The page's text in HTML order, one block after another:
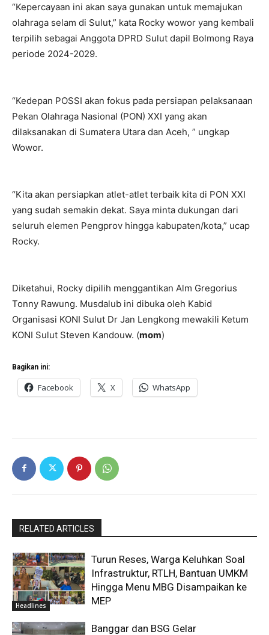
“Kepercayaan ini akan saya gunakan untuk memajukan
olahraga selam di Sulut,” kata Rocky wowor yang kembali
terpilih sebagai Anggota DPRD Sulut dapil Bolmong Raya
periode 2024-2029.
“Kedepan POSSI akan fokus pada persiapan pelaksanaan
Pekan Olahraga Nasional (PON) XXI yang akan
dilaksanakan di Sumatera Utara dan Aceh, ” ungkap
Wowor.
“Kita akan persiapkan atlet-atlet terbaik kita di PON XXI
yang sudah semakin dekat. Saya minta dukungan dari
seluruh elemen Pengprov hingga kabupaten/kota,” ucap
Rocky.
Diketahui, Rocky dipilih menggantikan Alm Gregorius
Tonny Rawung. Musdalub ini dibuka oleh Kabid
Organisasi KONI Sulut Dr Jan Lengkong mewakili Ketum
KONI Sulut Steven Kandouw. (mom)
Bagikan ini:
Facebook X WhatsApp
RELATED ARTICLES
Headlines
Turun Reses, Warga Keluhkan Soal
Infrastruktur, RTLH, Bantuan UMKM
Hingga Menu MBG Disampaikan ke
MEP
Banggar dan BSG Gelar